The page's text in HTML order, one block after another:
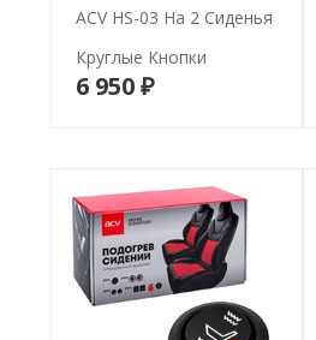
ACV HS-03 На 2 Сиденья
Круглые Кнопки
6 950 ₽В корзину